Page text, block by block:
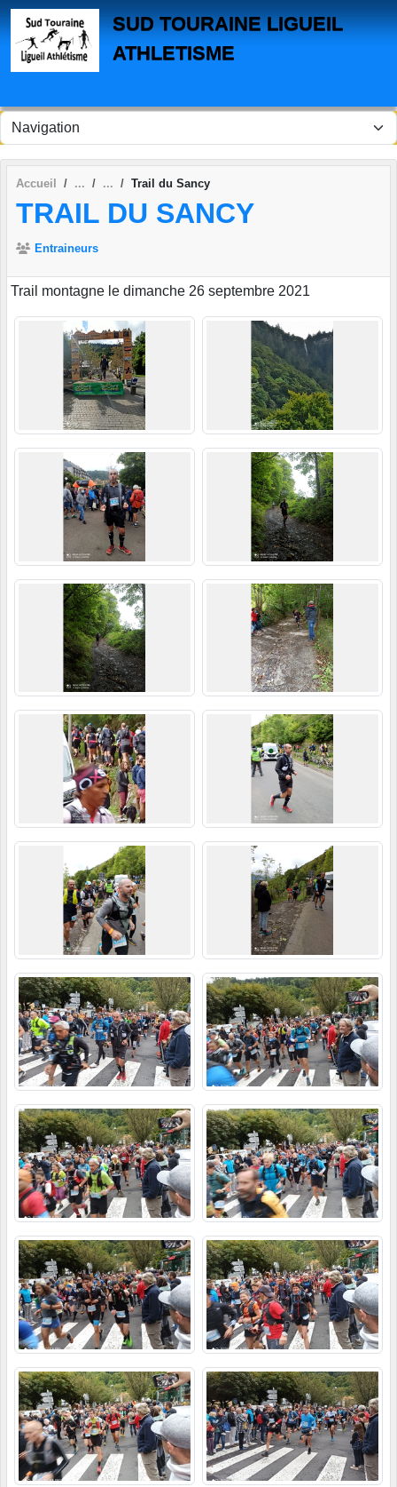
SUD TOURAINE LIGUEIL
ATHLETISME
Accueil Trail du Sancy
TRAIL DU SANCY
Entraineurs
Trail montagne le dimanche 26 septembre 2021
Panneau de gestion des cookies